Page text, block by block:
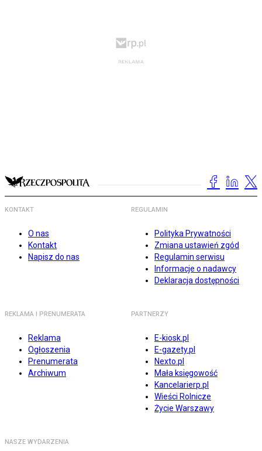
KONTAKT
O nas
Kontakt
Napisz do nas
REGULAMIN
Polityka Prywatności
Zmiana ustawień zgód
Regulamin serwisu
Informacje o nadawcy
Deklaracja dostępności
REKLAMA I PRENUMERATA
Reklama
Ogłoszenia
Prenumerata
Archiwum
PARTNERZY
E-kiosk.pl
E-gazety.pl
Nexto.pl
Mała księgowość
Kancelarierp.pl
Wieści Rolnicze
Życie Warszawy
NASZE WYDARZENIA